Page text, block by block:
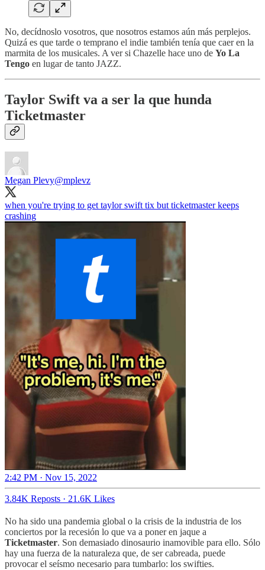
No, decídnoslo vosotros, que nosotros estamos aún más perplejos.
Quizá es que tarde o temprano el indie también tenía que caer en la
marmita de los musicales. A ver si Chazelle hace uno de Yo La
Tengo en lugar de tanto JAZZ.
Taylor Swift va a ser la que hunda
Ticketmaster
Megan Plevy@mplevz
when you're trying to get taylor swift tix but ticketmaster keeps
crashing
2:42 PM · Nov 15, 2022
3.84K Reposts · 21.6K Likes
No ha sido una pandemia global o la crisis de la industria de los
conciertos por la recesión lo que va a poner en jaque a
Ticketmaster. Son demasiado dinosaurio inamovible para ello. Sólo
hay una fuerza de la naturaleza que, de ser cabreada, puede
provocar el seísmo necesario para tumbarlo: los swifties.